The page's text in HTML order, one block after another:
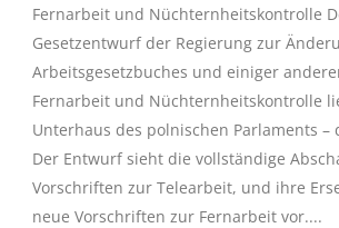
Fernarbeit und Nüchternheitskontrolle
Gesetzentwurf der Regierung zur
Arbeitsgesetzbuches und einiger
Fernarbeit und Nüchternheitskontrolle
Unterhaus des polnischen Parlaments –
Der Entwurf sieht die vollständige
Vorschriften zur Telearbeit, und ihre
neue Vorschriften zur Fernarbeit vor....